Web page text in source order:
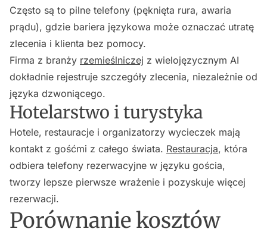
Często są to pilne telefony (pęknięta rura, awaria
prądu), gdzie bariera językowa może oznaczać utratę
zlecenia i klienta bez pomocy.
Firma z branży rzemieślniczej z wielojęzycznym AI
dokładnie rejestruje szczegóły zlecenia, niezależnie od
języka dzwoniącego.
Hotelarstwo i turystyka
Hotele, restauracje i organizatorzy wycieczek mają
kontakt z gośćmi z całego świata. Restauracja, która
odbiera telefony rezerwacyjne w języku gościa,
tworzy lepsze pierwsze wrażenie i pozyskuje więcej
rezerwacji.
Porównanie kosztów